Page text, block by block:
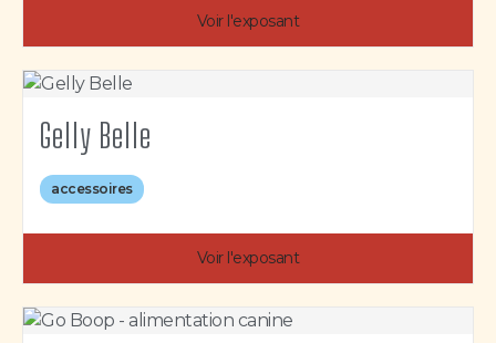
Voir l'exposant
Gelly Belle
accessoires
Voir l'exposant